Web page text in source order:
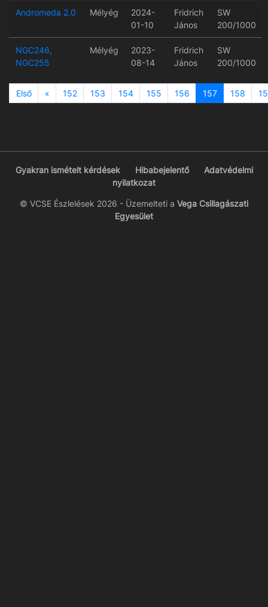
Andromeda 2.0 Mélyég
2024-
01-10
Fridrich
János
SW
200/1000
NGC246,
NGC255
Mélyég
2023-
08-14
Fridrich
János
SW
200/1000
Első «Previous
152 153 154 155 156 157 158
Gyakran ismételt kérdések Hibabejelentő
Adatvédelmi
nyilatkozat
© VCSE Észlelések 2026 - Üzemelteti a Vega Csillagászati
Egyesület